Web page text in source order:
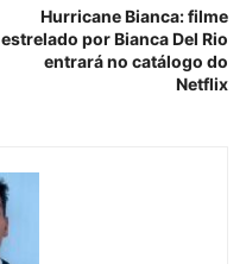
Hurricane Bianca: filme
estrelado por Bianca Del Rio
entrará no catálogo do
Netflix